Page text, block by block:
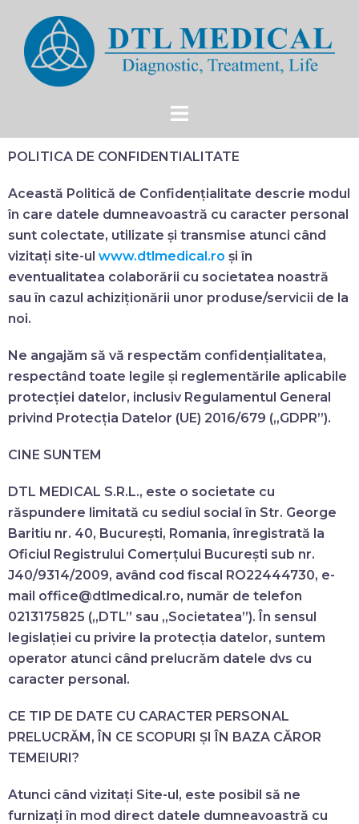
POLITICA DE CONFIDENTIALITATE
Această Politică de Confidențialitate descrie modul
în care datele dumneavoastră cu caracter personal
sunt colectate, utilizate și transmise atunci când
vizitați site-ul www.dtlmedical.ro și în
eventualitatea colaborării cu societatea noastră
sau în cazul achiziționării unor produse/servicii de la
noi.
Ne angajăm să vă respectăm confidențialitatea,
respectând toate legile și reglementările aplicabile
protecției datelor, inclusiv Regulamentul General
privind Protecția Datelor (UE) 2016/679 („GDPR”).
CINE SUNTEM
DTL MEDICAL S.R.L., este o societate cu
răspundere limitată cu sediul social în Str. George
Baritiu nr. 40, București, Romania, înregistrată la
Oficiul Registrului Comerțului București sub nr.
J40/9314/2009, având cod fiscal RO22444730, e-
mail office@dtlmedical.ro, număr de telefon
0213175825 („DTL” sau „Societatea”). În sensul
legislației cu privire la protecția datelor, suntem
operator atunci când prelucrăm datele dvs cu
caracter personal.
CE TIP DE DATE CU CARACTER PERSONAL
PRELUCRĂM, ÎN CE SCOPURI ȘI ÎN BAZA CĂROR
TEMEIURI?
Atunci când vizitați Site-ul, este posibil să ne
furnizați în mod direct datele dumneavoastră cu